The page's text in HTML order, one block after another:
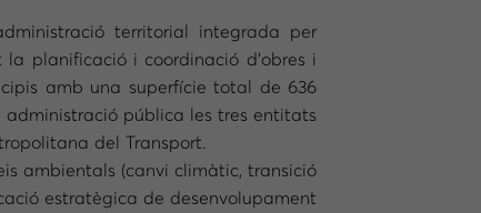
territorial integrada per
planificació i coordinació d’obres i
amb una superfície total de 636
administració pública les tres entitats
del Transport.
ambientals (canvi climàtic, transició
estratègica de desenvolupament